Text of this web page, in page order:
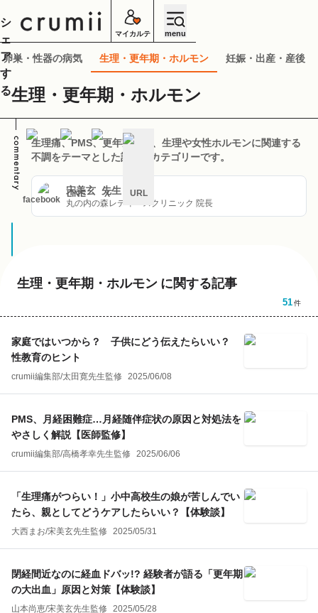
マイカルテ menu
卵巣・性器の病気 生理・更年期・ホルモン 妊娠・出産・産後
生理・更年期・ホルモン
生理痛、PMS、更年期など、生理や女性ホルモンに関連する
不調をテーマとした記事のカテゴリーです。
宋美玄 先生
丸の内の森レディースクリニック 院長
生理・更年期・ホルモン に関する記事
51件
家庭ではいつから？ 子供にどう伝えたらいい？
性教育のヒント
crumii編集部/太田寛先生監修 2025/06/08
PMS、月経困難症…月経随伴症状の原因と対処法を
やさしく解説【医師監修】
crumii編集部/高橋孝幸先生監修 2025/06/06
「生理痛がつらい！」小中高校生の娘が苦しんでい
たら、親としてどうケアしたらいい？【体験談】
大西まお/宋美玄先生監修 2025/05/31
閉経間近なのに経血ドバッ!? 経験者が語る「更年期
の大出血」原因と対策【体験談】
山本尚恵/宋美玄先生監修 2025/05/28
シ
ェ
ア
す
る
facebook
LINE X URL